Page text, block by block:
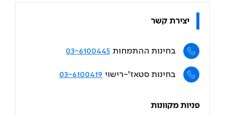
יצירת קשר
בחינות ההתמחות 03-6100445
בחינות סטאז'-רישוי 03-6100419
פניות מקוונות